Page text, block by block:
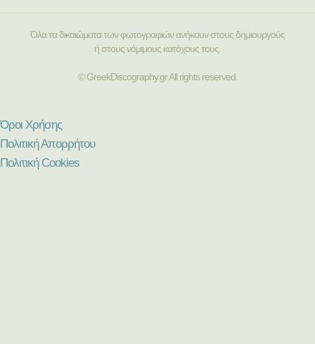
Όλα τα δικαιώματα των φωτογραφιών ανήκουν στους δημιουργούς
ή στους νόμιμους κατόχους τους.
© GreekDiscography.gr All rights reserved.
Όροι Χρήσης
Πολιτική Απορρήτου
Πολιτική Cookies